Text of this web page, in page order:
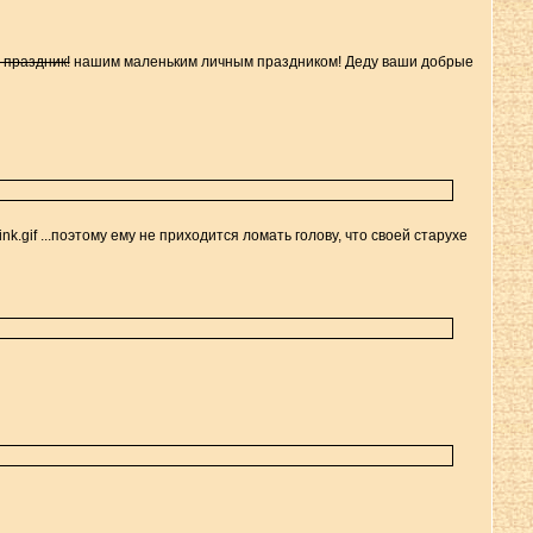
нашим маленьким личным праздником! Деду ваши добрые
...поэтому ему не приходится ломать голову, что своей старухе